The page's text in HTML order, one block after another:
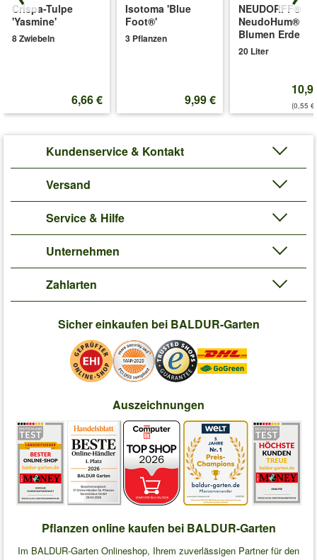
Crispa-Tulpe
'Yasmine'
8 Zwiebeln
6,66 €
Isotoma 'Blue
Foot®'
3 Pflanzen
9,99 €
NEUDORFF®
NeudoHum®
Blumen Erde
20 Liter
(0,55
Kundenservice & Kontakt
Versand
Service & Hilfe
Unternehmen
Zahlarten
Sicher einkaufen bei BALDUR-Garten
Auszeichnungen
Pflanzen online kaufen bei BALDUR-Garten
Im BALDUR-Garten Onlineshop, Ihrem zuverlässigen Partner für den